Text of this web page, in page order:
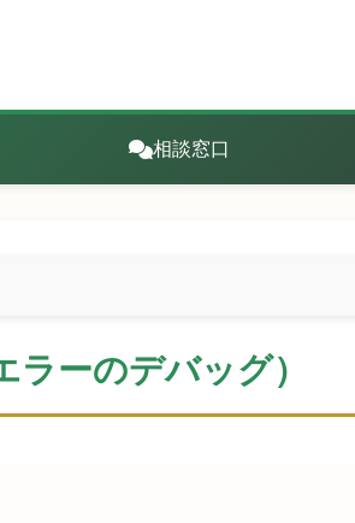
相談窓口
ラーのデバッグ）